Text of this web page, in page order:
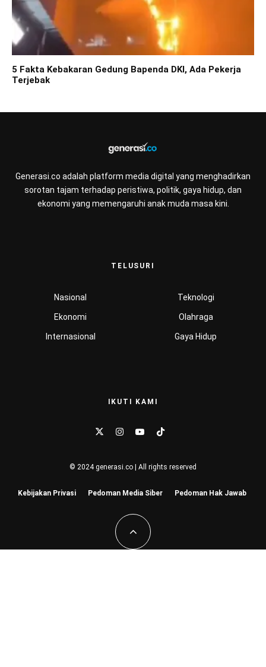
5 Fakta Kebakaran Gedung Bapenda DKI, Ada Pekerja
Terjebak
Generasi.co adalah platform media digital yang menghadirkan
sorotan tajam terhadap peristiwa, politik, gaya hidup, dan
ekonomi yang memengaruhi anak muda masa kini.
TELUSURI
Nasional
Ekonomi
Internasional
Teknologi
Olahraga
Gaya Hidup
IKUTI KAMI
© 2024 generasi.co | All rights reserved
Kebijakan Privasi Pedoman Media Siber Pedoman Hak Jawab